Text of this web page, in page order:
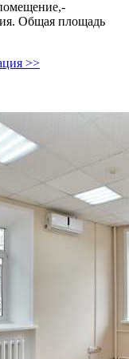
Общая площадь
>>